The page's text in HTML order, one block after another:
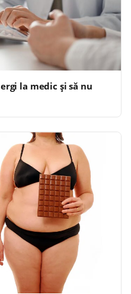
la medic și să nu